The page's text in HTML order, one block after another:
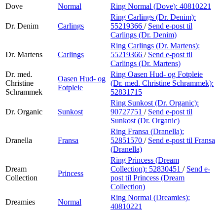
Dove
Normal Ring Normal (Dove): 40810221
Dr. Denim Carlings
Ring Carlings (Dr. Denim):
55219366 / Send e-post til
Carlings (Dr. Denim)
Dr. Martens Carlings
Ring Carlings (Dr. Martens):
55219366 / Send e-post til
Carlings (Dr. Martens)
Dr. med.
Christine
Schrammek
Oasen Hud- og
Fotpleie
Ring Oasen Hud- og Fotpleie
(Dr. med. Christine Schrammek):
52831715
Dr. Organic Sunkost
Ring Sunkost (Dr. Organic):
90727751 / Send e-post til
Sunkost (Dr. Organic)
Dranella Fransa
Ring Fransa (Dranella):
52851570 / Send e-post til Fransa
(Dranella)
Dream
Collection
Princess
Ring Princess (Dream
Collection): 52830451 / Send e-
post til Princess (Dream
Collection)
Dreamies
Normal
Ring Normal (Dreamies):
40810221